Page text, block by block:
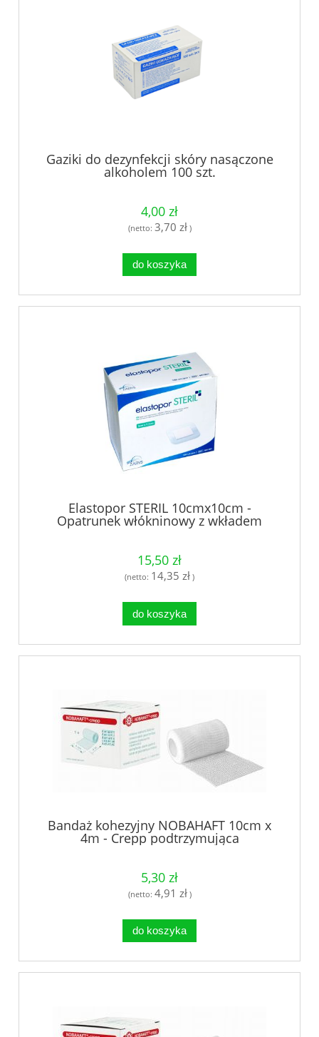
Gaziki do dezynfekcji skóry nasączone
alkoholem 100 szt.
4,00 zł
(netto: 3,70 zł)
do koszyka
Elastopor STERIL 10cmx10cm -
Opatrunek włókninowy z wkładem
chłonnym, jałowy 30szt.
15,50 zł
(netto: 14,35 zł )
do koszyka
Bandaż kohezyjny NOBAHAFT 10cm x
4m - Crepp podtrzymująca
5,30 zł
(netto: 4,91 zł)
do koszyka